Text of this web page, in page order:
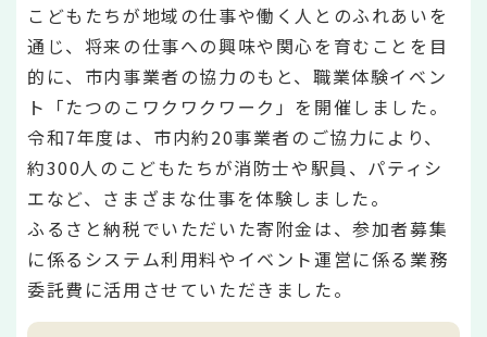
こどもたちが地域の仕事や働く人とのふれあいを
通じ、将来の仕事への興味や関心を育むことを目
的に、市内事業者の協力のもと、職業体験イベン
ト「たつのこワクワクワーク」を開催しました。
令和7年度は、市内約20事業者のご協力により、
約300人のこどもたちが消防士や駅員、パティシ
エなど、さまざまな仕事を体験しました。
ふるさと納税でいただいた寄附金は、参加者募集
に係るシステム利用料やイベント運営に係る業務
委託費に活用させていただきました。